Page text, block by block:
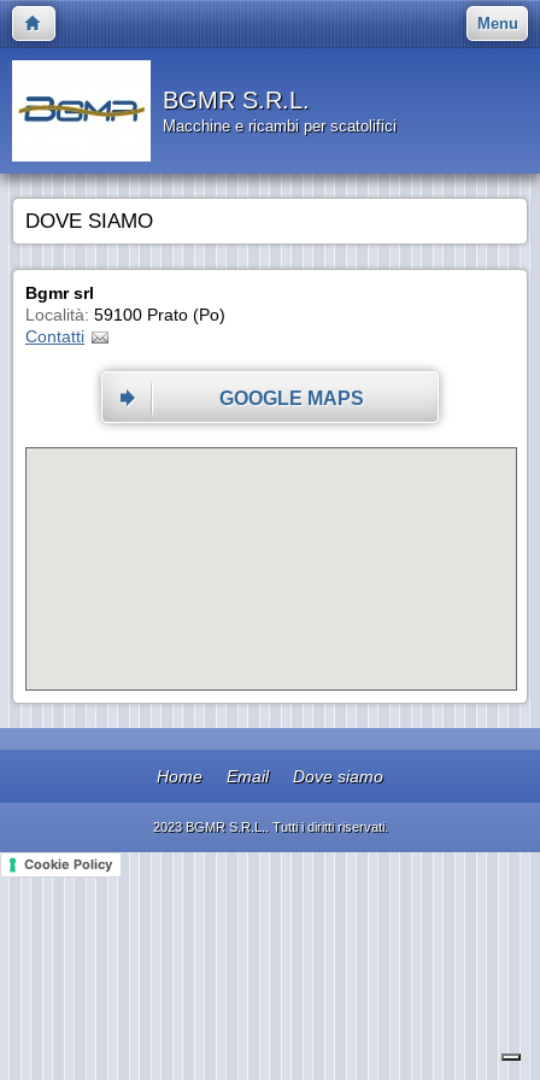
Menu
BGMR S.R.L.
Macchine e ricambi per scatolifici
DOVE SIAMO
Bgmr srl
Località: 59100 Prato (Po)
Contatti
GOOGLE MAPS
Home Email Dove siamo
2023 BGMR S.R.L.. Tutti i diritti riservati.
Cookie Policy